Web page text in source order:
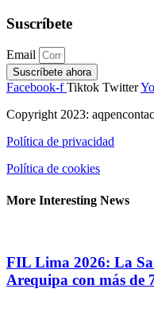
Suscríbete
Email
Suscríbete ahora
Facebook-f Tiktok Twitter
Copyright 2023:
Política de privacidad
Política de cookies
More Interesting News
FIL Lima 2026: La
Arequipa con más de